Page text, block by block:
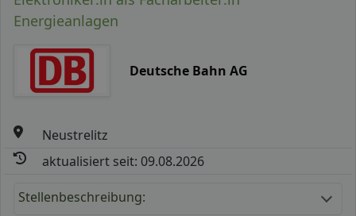
Energieanlagen
Deutsche Bahn AG
Neustrelitz
aktualisiert seit: 09.08.2026
Stellenbeschreibung: